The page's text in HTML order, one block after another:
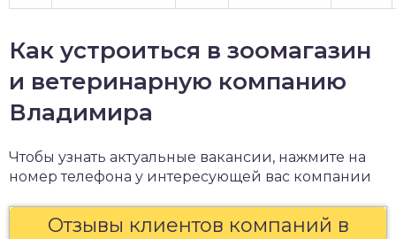
Как устроиться в зоомагазин
и ветеринарную компанию
Владимира
Чтобы узнать актуальные вакансии, нажмите на
номер телефона у интересующей вас компании
Отзывы клиентов компаний в